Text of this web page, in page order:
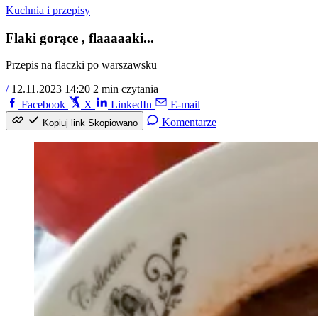
Kuchnia i przepisy
Flaki gorące , flaaaaaki...
Przepis na flaczki po warszawsku
/ 12.11.2023 14:20 2 min czytania
Facebook
X LinkedIn E-mail
Kopiuj link Skopiowano Komentarze